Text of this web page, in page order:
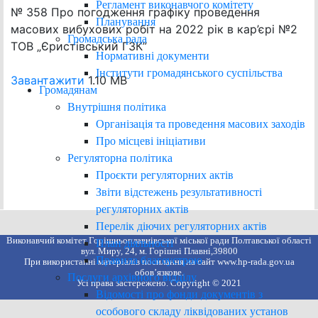
Регламент виконавчого комітету
Планування
Громадська рада
Нормативні документи
Інститути громадянського суспільства
Громадянам
Внутрішня політика
Організація та проведення масових заходів
Про місцеві ініціативи
Регуляторна політика
Проєкти регуляторних актів
Звіти відстежень результативності
регуляторних актів
Перелік діючих регуляторних актів
План діяльності
Правила благоустрою
Послуги архівного відділу
Відомості про фонди документів з
особового складу ліквідованих установ
№ 358 Про погодження графіку проведення
масових вибухових робіт на 2022 рік в кар’єрі №2
ТОВ „Єристівський ГЗК”
Завантажити 1.10 MB
Виконавчий комітет Горішньоплавнівської міської ради Полтавської області
вул. Миру, 24, м. Горішні Плавні,39800
При використанні матеріалів посилання на сайт www.hp-rada.gov.ua
обов’язкове.
Усі права застережено. Copyright © 2021